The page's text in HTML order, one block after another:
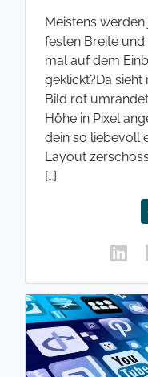
Meistens
festen Breite
mal auf dem
geklickt?Da
Bild rot
Höhe in Pixel
dein so liebevoll
Layout
[…]